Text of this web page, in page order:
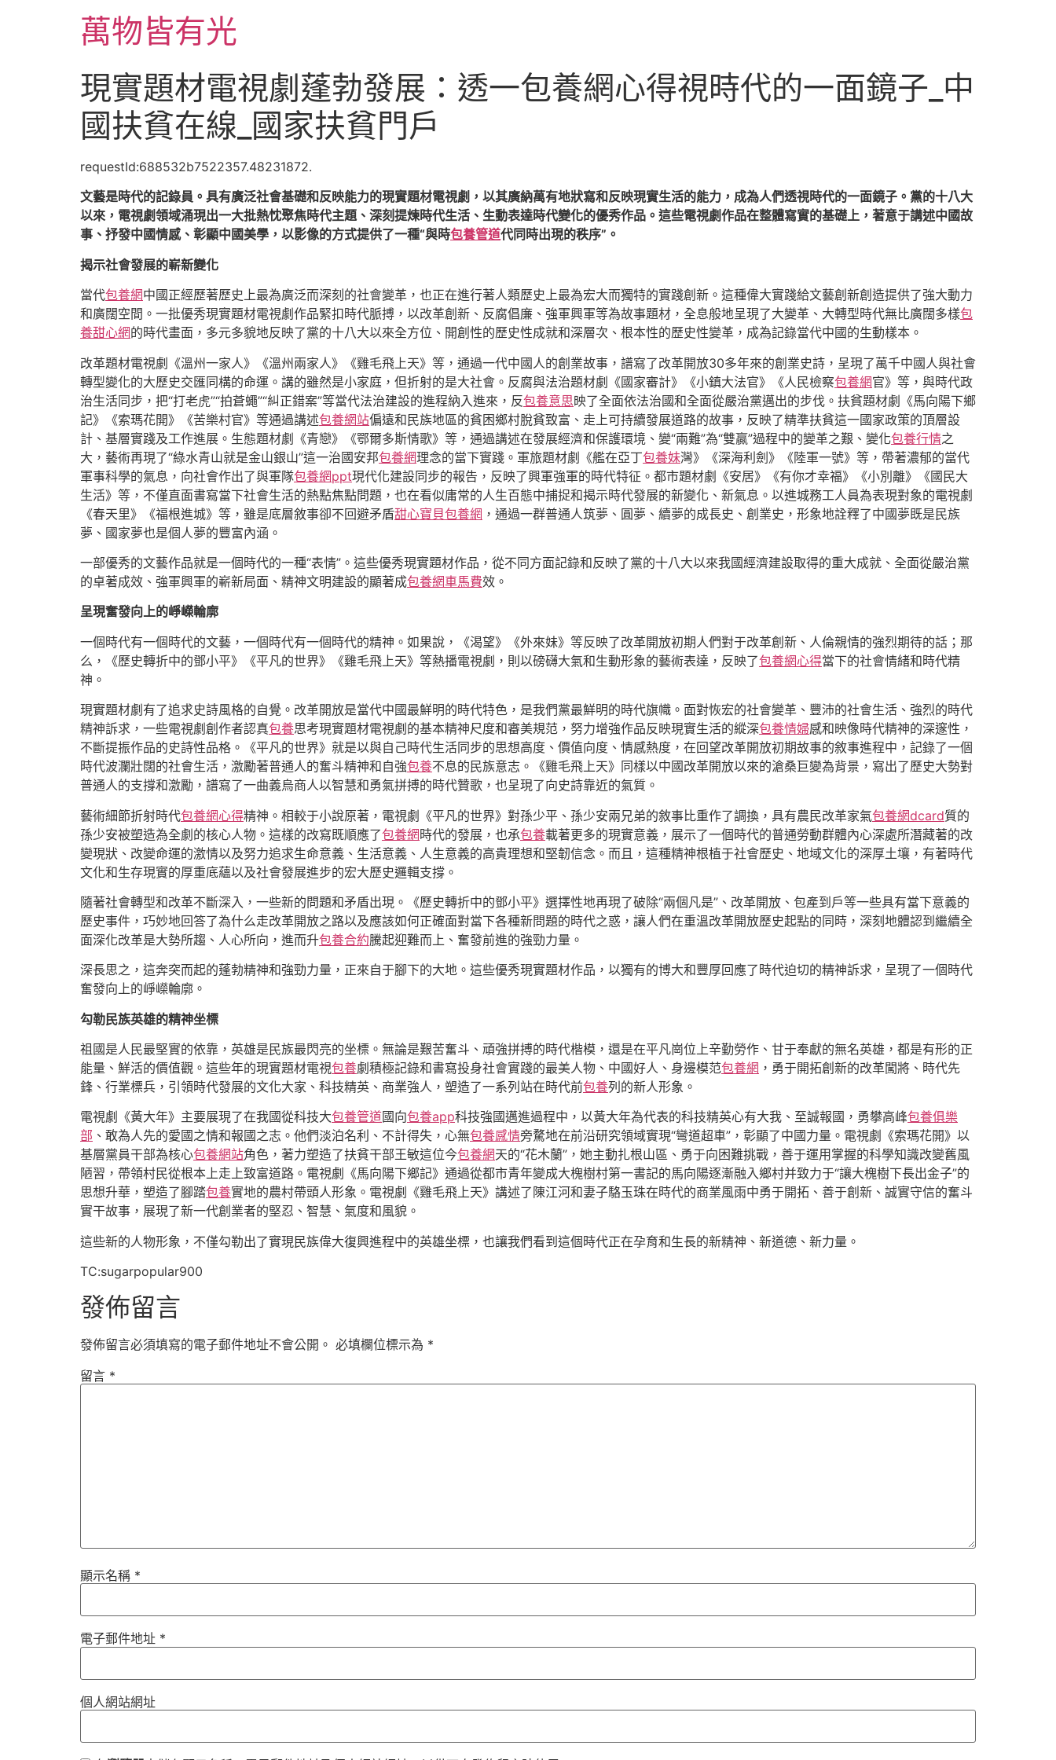
萬物皆有光
現實題材電視劇蓬勃發展：透一包養網心得視時代的一面鏡子_中
國扶貧在線_國家扶貧門戶
requestId:688532b7522357.48231872.
文藝是時代的記錄員。具有廣泛社會基礎和反映能力的現實題材電視劇，以其廣納萬有地狀寫和反映現實生活的能力，成為人們透視時代的一面鏡子。黨的十八大
以來，電視劇領域涌現出一大批熱忱聚焦時代主題、深刻提煉時代生活、生動表達時代變化的優秀作品。這些電視劇作品在整體寫實的基礎上，著意于講述中國故
事、抒發中國情感、彰顯中國美學，以影像的方式提供了一種“與時包養管道代同時出現的秩序”。
揭示社會發展的嶄新變化
當代包養網中國正經歷著歷史上最為廣泛而深刻的社會變革，也正在進行著人類歷史上最為宏大而獨特的實踐創新。這種偉大實踐給文藝創新創造提供了強大動力
和廣闊空間。一批優秀現實題材電視劇作品緊扣時代脈搏，以改革創新、反腐倡廉、強軍興軍等為故事題材，全息般地呈現了大變革、大轉型時代無比廣闊多樣包
養甜心網的時代畫面，多元多貌地反映了黨的十八大以來全方位、開創性的歷史性成就和深層次、根本性的歷史性變革，成為記錄當代中國的生動樣本。
改革題材電視劇《溫州一家人》《溫州兩家人》《雞毛飛上天》等，通過一代中國人的創業故事，譜寫了改革開放30多年來的創業史詩，呈現了萬千中國人與社會
轉型變化的大歷史交匯同構的命運。講的雖然是小家庭，但折射的是大社會。反腐與法治題材劇《國家審計》《小鎮大法官》《人民檢察包養網官》等，與時代政
治生活同步，把“打老虎”“拍蒼蠅”“糾正錯案”等當代法治建設的進程納入進來，反包養意思映了全面依法治國和全面從嚴治黨邁出的步伐。扶貧題材劇《馬向陽下鄉
記》《索瑪花開》《苦樂村官》等通過講述包養網站偏遠和民族地區的貧困鄉村脫貧致富、走上可持續發展道路的故事，反映了精準扶貧這一國家政策的頂層設
計、基層實踐及工作進展。生態題材劇《青戀》《鄂爾多斯情歌》等，通過講述在發展經濟和保護環境、變“兩難”為“雙贏”過程中的變革之艱、變化包養行情之
大，藝術再現了“綠水青山就是金山銀山”這一治國安邦包養網理念的當下實踐。軍旅題材劇《艦在亞丁包養妹灣》《深海利劍》《陸軍一號》等，帶著濃郁的當代
軍事科學的氣息，向社會作出了與軍隊包養網ppt現代化建設同步的報告，反映了興軍強軍的時代特征。都市題材劇《安居》《有你才幸福》《小別離》《國民大
生活》等，不僅直面書寫當下社會生活的熱點焦點問題，也在看似庸常的人生百態中捕捉和揭示時代發展的新變化、新氣息。以進城務工人員為表現對象的電視劇
《春天里》《福根進城》等，雖是底層敘事卻不回避矛盾甜心寶貝包養網 ，通過一群普通人筑夢、圓夢、續夢的成長史、創業史，形象地詮釋了中國夢既是民族
夢、國家夢也是個人夢的豐富內涵。
一部優秀的文藝作品就是一個時代的一種“表情”。這些優秀現實題材作品，從不同方面記錄和反映了黨的十八大以來我國經濟建設取得的重大成就、全面從嚴治黨
的卓著成效、強軍興軍的嶄新局面、精神文明建設的顯著成包養網車馬費效。
呈現奮發向上的崢嶸輪廓
一個時代有一個時代的文藝，一個時代有一個時代的精神。如果說，《渴望》《外來妹》等反映了改革開放初期人們對于改革創新、人倫親情的強烈期待的話；那
么，《歷史轉折中的鄧小平》《平凡的世界》《雞毛飛上天》等熱播電視劇，則以磅礴大氣和生動形象的藝術表達，反映了包養網心得當下的社會情緒和時代精
神。
現實題材劇有了追求史詩風格的自覺。改革開放是當代中國最鮮明的時代特色，是我們黨最鮮明的時代旗幟。面對恢宏的社會變革、豐沛的社會生活、強烈的時代
精神訴求，一些電視劇創作者認真包養思考現實題材電視劇的基本精神尺度和審美規范，努力增強作品反映現實生活的縱深包養情婦感和映像時代精神的深邃性，
不斷提振作品的史詩性品格。《平凡的世界》就是以與自己時代生活同步的思想高度、價值向度、情感熱度，在回望改革開放初期故事的敘事進程中，記錄了一個
時代波瀾壯闊的社會生活，激勵著普通人的奮斗精神和自強包養不息的民族意志。《雞毛飛上天》同樣以中國改革開放以來的滄桑巨變為背景，寫出了歷史大勢對
普通人的支撐和激勵，譜寫了一曲義烏商人以智慧和勇氣拼搏的時代贊歌，也呈現了向史詩靠近的氣質。
藝術細節折射時代包養網心得精神。相較于小說原著，電視劇《平凡的世界》對孫少平、孫少安兩兄弟的敘事比重作了調換，具有農民改革家氣包養網dcard質的
孫少安被塑造為全劇的核心人物。這樣的改寫既順應了包養網時代的發展，也承包養載著更多的現實意義，展示了一個時代的普通勞動群體內心深處所潛藏著的改
變現狀、改變命運的激情以及努力追求生命意義、生活意義、人生意義的高貴理想和堅韌信念。而且，這種精神根植于社會歷史、地域文化的深厚土壤，有著時代
文化和生存現實的厚重底蘊以及社會發展進步的宏大歷史邏輯支撐。
隨著社會轉型和改革不斷深入，一些新的問題和矛盾出現。《歷史轉折中的鄧小平》選擇性地再現了破除“兩個凡是”、改革開放、包產到戶等一些具有當下意義的
歷史事件，巧妙地回答了為什么走改革開放之路以及應該如何正確面對當下各種新問題的時代之惑，讓人們在重溫改革開放歷史起點的同時，深刻地體認到繼續全
面深化改革是大勢所趨、人心所向，進而升包養合約騰起迎難而上、奮發前進的強勁力量。
深長思之，這奔突而起的蓬勃精神和強勁力量，正來自于腳下的大地。這些優秀現實題材作品，以獨有的博大和豐厚回應了時代迫切的精神訴求，呈現了一個時代
奮發向上的崢嶸輪廓。
勾勒民族英雄的精神坐標
祖國是人民最堅實的依靠，英雄是民族最閃亮的坐標。無論是艱苦奮斗、頑強拼搏的時代楷模，還是在平凡崗位上辛勤勞作、甘于奉獻的無名英雄，都是有形的正
能量、鮮活的價值觀。這些年的現實題材電視包養劇積極記錄和書寫投身社會實踐的最美人物、中國好人、身邊模范包養網 ，勇于開拓創新的改革闖將、時代先
鋒、行業標兵，引領時代發展的文化大家、科技精英、商業強人，塑造了一系列站在時代前包養列的新人形象。
電視劇《黃大年》主要展現了在我國從科技大包養管道國向包養app科技強國邁進過程中，以黃大年為代表的科技精英心有大我、至誠報國，勇攀高峰包養俱樂
部 、敢為人先的愛國之情和報國之志。他們淡泊名利、不計得失，心無包養感情旁騖地在前沿研究領域實現“彎道超車”，彰顯了中國力量。電視劇《索瑪花開》以
基層黨員干部為核心包養網站角色，著力塑造了扶貧干部王敏這位今包養網天的“花木蘭”，她主動扎根山區、勇于向困難挑戰，善于運用掌握的科學知識改變舊風
陋習，帶領村民從根本上走上致富道路。電視劇《馬向陽下鄉記》通過從都市青年變成大槐樹村第一書記的馬向陽逐漸融入鄉村并致力于“讓大槐樹下長出金子”的
思想升華，塑造了腳踏包養實地的農村帶頭人形象。電視劇《雞毛飛上天》講述了陳江河和妻子駱玉珠在時代的商業風雨中勇于開拓、善于創新、誠實守信的奮斗
實干故事，展現了新一代創業者的堅忍、智慧、氣度和風貌。
這些新的人物形象，不僅勾勒出了實現民族偉大復興進程中的英雄坐標，也讓我們看到這個時代正在孕育和生長的新精神、新道德、新力量。
TC:sugarpopular900
發佈留言
發佈留言必須填寫的電子郵件地址不會公開。 必填欄位標示為 *
留言 *
顯示名稱 *
電子郵件地址 *
個人網站網址